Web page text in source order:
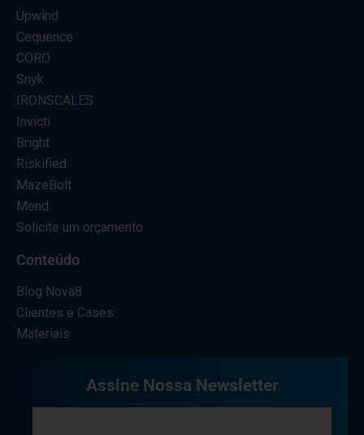
Upwind
Cequence
CORO
Snyk
IRONSCALES
Invicti
Bright
Riskified
MazeBolt
Mend
Solicite um orçamento
Conteúdo
Blog Nova8
Clientes e Cases
Materiais
Assine Nossa Newsletter